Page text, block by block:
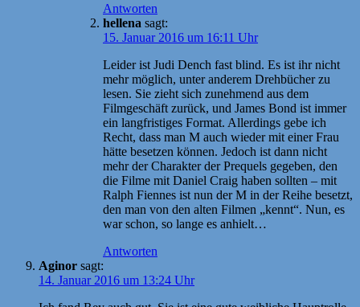
Antworten
hellena sagt:
15. Januar 2016 um 16:11 Uhr
Leider ist Judi Dench fast blind. Es ist ihr nicht
mehr möglich, unter anderem Drehbücher zu
lesen. Sie zieht sich zunehmend aus dem
Filmgeschäft zurück, und James Bond ist immer
ein langfristiges Format. Allerdings gebe ich
Recht, dass man M auch wieder mit einer Frau
hätte besetzen können. Jedoch ist dann nicht
mehr der Charakter der Prequels gegeben, den
die Filme mit Daniel Craig haben sollten – mit
Ralph Fiennes ist nun der M in der Reihe besetzt,
den man von den alten Filmen „kennt“. Nun, es
war schon, so lange es anhielt…
Antworten
Aginor sagt:
14. Januar 2016 um 13:24 Uhr